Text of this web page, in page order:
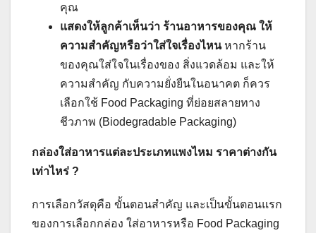
คุณ
แสดงให้ลูกค้าเห็นว่า ร้านอาหารของคุณ ให้
ความสำคัญหรือว่าใส่ใจเรื่องไหนหากร้าน
ของคุณใส่ใจในเรื่องของ สิ่งแวดล้อม และให้
ความสำคัญ กับความยั่งยืนในอนาคต ก็ควร
เลือกใช้ Food Packaging ที่ย่อยสลายทาง
ชีวภาพ (Biodegradable Packaging)
กล่องใส่อาหารแต่ละประเภทแพงไหม ราคาต่างกัน
เท่าไหร่ ?
การเลือกวัสดุคือ ขั้นตอนสำคัญ และเป็นขั้นตอนแรก
ของการเลือกกล่อง ใส่อาหารหรือ Food Packaging